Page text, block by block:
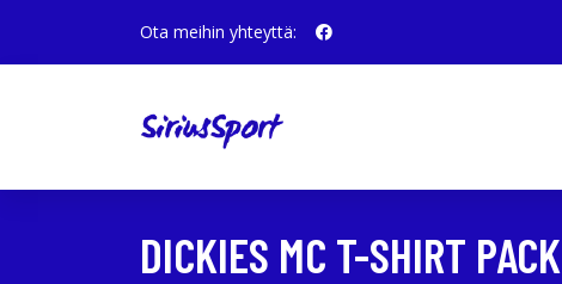
Ota meihin yhteyttä:
DICKIES MC T-SHIRT